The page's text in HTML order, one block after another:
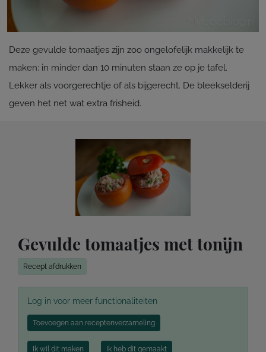
Deze gevulde tomaatjes zijn zoo ongelofelijk makkelijk te
maken: in minder dan 10 minuten staan ze op je tafel.
Lekker als voorgerechtje of als bijgerecht. De bleekselderij
geven het net wat extra frisheid.
Gevulde tomaatjes met tonijn
Recept afdrukken
Log in voor meer functionaliteiten
Toevoegen aan receptenverzameling
Ik wil dit maken Ik heb dit gemaakt